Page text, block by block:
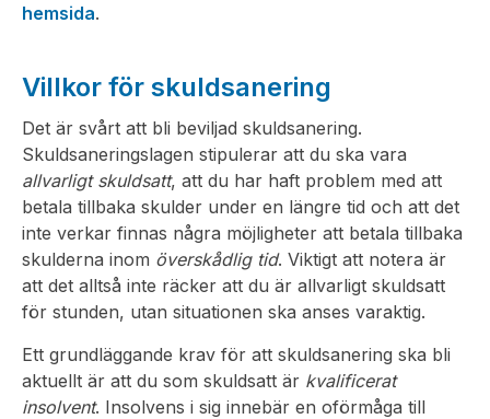
hemsida.
Villkor för skuldsanering
Det är svårt att bli beviljad skuldsanering.
Skuldsaneringslagen stipulerar att du ska vara
allvarligt skuldsatt, att du har haft problem med att
betala tillbaka skulder under en längre tid och att det
inte verkar finnas några möjligheter att betala tillbaka
skulderna inom överskådlig tid. Viktigt att notera är
att det alltså inte räcker att du är allvarligt skuldsatt
för stunden, utan situationen ska anses varaktig.
Ett grundläggande krav för att skuldsanering ska bli
aktuellt är att du som skuldsatt är kvalificerat
insolvent. Insolvens i sig innebär en oförmåga till